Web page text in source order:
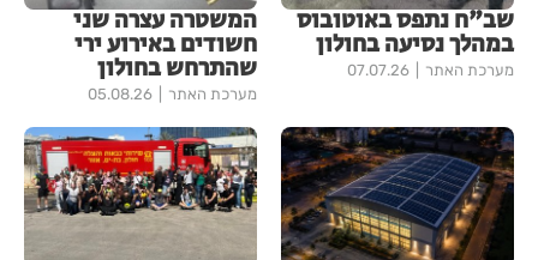
שב"ח נתפס באוטובוס
במהלך נסיעה בחולון
מערכת האתר 07.07.26
המשטרה עצרה שני
חשודים באירוע ירי
שהתרחש בחולון
מערכת האתר 05.08.26